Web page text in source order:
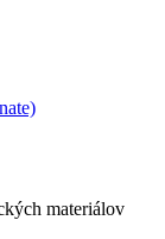
materiálov